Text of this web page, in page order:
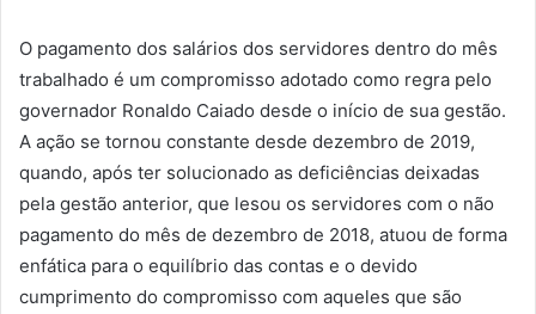
O pagamento dos salários dos servidores dentro do mês
trabalhado é um compromisso adotado como regra pelo
governador Ronaldo Caiado desde o início de sua gestão.
A ação se tornou constante desde dezembro de 2019,
quando, após ter solucionado as deficiências deixadas
pela gestão anterior, que lesou os servidores com o não
pagamento do mês de dezembro de 2018, atuou de forma
enfática para o equilíbrio das contas e o devido
cumprimento do compromisso com aqueles que são